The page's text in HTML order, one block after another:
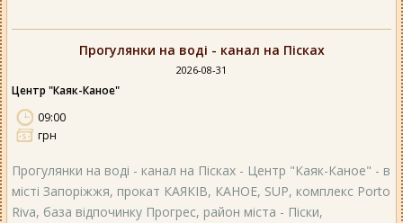
Прогулянки на воді - канал на Пісках
2026-08-31
Центр "Каяк-Каное"
09:00
грн
Прогулянки на воді - канал на Пісках - Центр "Каяк-Каное" - в
місті Запоріжжя, прокат КАЯКІВ, КАНОЕ, SUP, комплекс Porto
Riva, база відпочинку Прогрес, район міста - Піски,